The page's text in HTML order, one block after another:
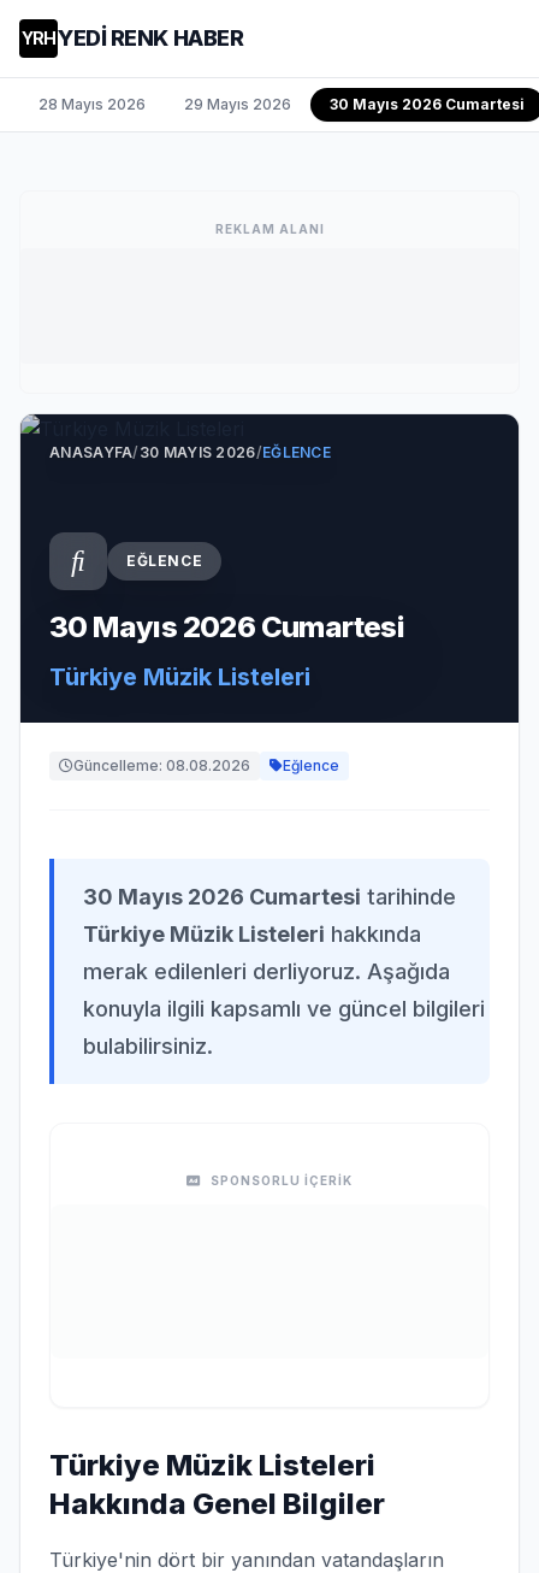
YRHYEDİ RENK HABER
28 Mayıs 2026 29 Mayıs 2026 30 Mayıs 2026 Cumartesi
REKLAM ALANI
ANASAYFA/30 MAYIS 2026/EĞLENCE
EĞLENCE
30 Mayıs 2026 Cumartesi
Türkiye Müzik Listeleri
Güncelleme: 08.08.2026 Eğlence
30 Mayıs 2026 Cumartesi tarihinde
Türkiye Müzik Listeleri hakkında
merak edilenleri derliyoruz. Aşağıda
konuyla ilgili kapsamlı ve güncel bilgileri
bulabilirsiniz.
SPONSORLU İÇERİK
Türkiye Müzik Listeleri
Hakkında Genel Bilgiler
Türkiye'nin dört bir yanından vatandaşların